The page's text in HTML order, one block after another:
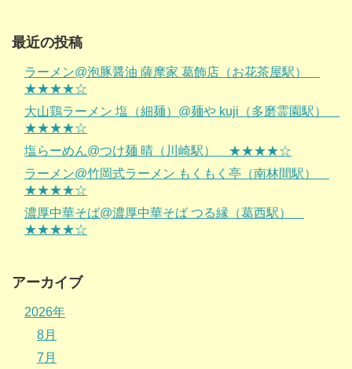
最近の投稿
ラーメン@泡豚醤油 薩摩家 葛飾店（お花茶屋駅）
★★★★☆
大山鶏ラーメン 塩（細麺）@麺や kuji（多磨霊園駅）
★★★★☆
塩らーめん@つけ麺 晴（川崎駅） ★★★★☆
ラーメン@竹岡式ラーメン もくもく亭（南林間駅）
★★★★☆
濃厚中華そば@濃厚中華そば つる縁（葛西駅）
★★★★☆
アーカイブ
2026年
8月
7月